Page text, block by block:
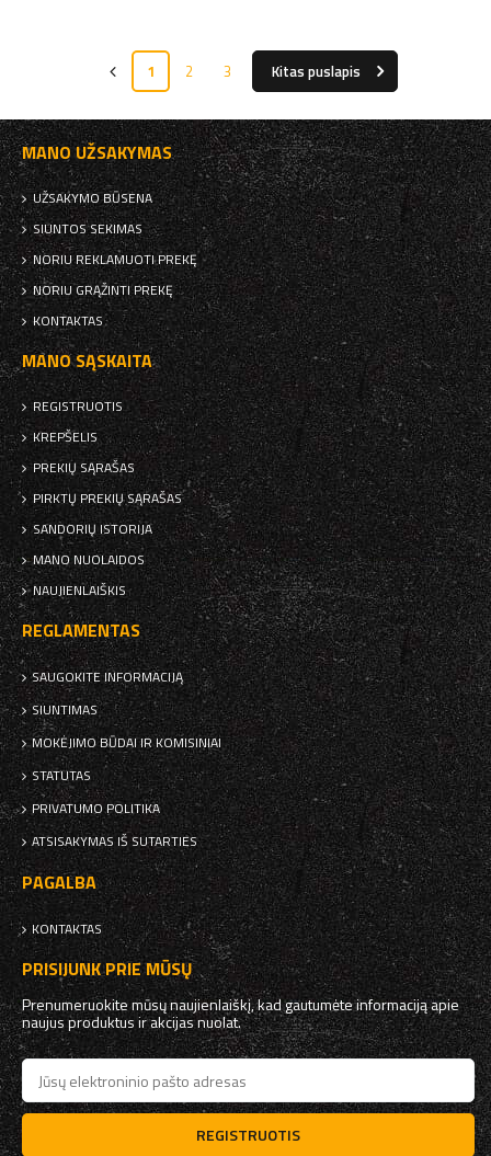
1 2 3 Kitas puslapis
MANO UŽSAKYMAS
UŽSAKYMO BŪSENA
SIUNTOS SEKIMAS
NORIU REKLAMUOTI PREKĘ
NORIU GRĄŽINTI PREKĘ
KONTAKTAS
MANO SĄSKAITA
REGISTRUOTIS
KREPŠELIS
PREKIŲ SĄRAŠAS
PIRKTŲ PREKIŲ SĄRAŠAS
SANDORIŲ ISTORIJA
MANO NUOLAIDOS
NAUJIENLAIŠKIS
REGLAMENTAS
SAUGOKITE INFORMACIJĄ
SIUNTIMAS
MOKĖJIMO BŪDAI IR KOMISINIAI
STATUTAS
PRIVATUMO POLITIKA
ATSISAKYMAS IŠ SUTARTIES
PAGALBA
KONTAKTAS
PRISIJUNK PRIE MŪSŲ
Prenumeruokite mūsų naujienlaiškį, kad gautumėte informaciją apie
naujus produktus ir akcijas nuolat.
REGISTRUOTIS